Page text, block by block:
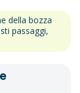
della bozza
passaggi,